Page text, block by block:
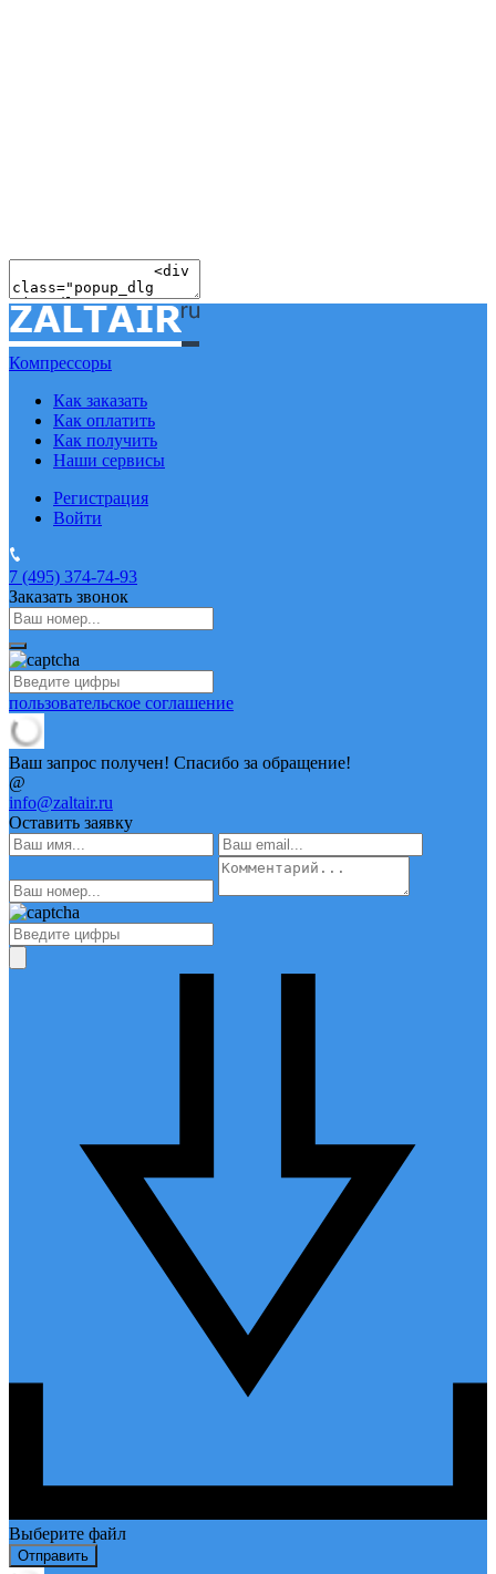
Компрессоры
Как заказать
Как оплатить
Как получить
Наши сервисы
Регистрация
Войти
7 (495) 374-74-93
Заказать звонок
пользовательское соглашение
Ваш запрос получен! Спасибо за обращение!
@
info@zaltair.ru
Оставить заявку
Выберите файл
Отправить